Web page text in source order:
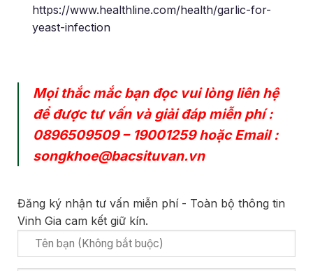
https://www.healthline.com/health/garlic-for-
yeast-infection
Mọi thắc mắc bạn đọc vui lòng liên hệ
để được tư vấn và giải đáp miễn phí :
0896509509– 19001259hoặc Email :
songkhoe@bacsituvan.vn
Đăng ký nhận tư vấn miễn phí - Toàn bộ thông tin
Vinh Gia cam kết giữ kín.